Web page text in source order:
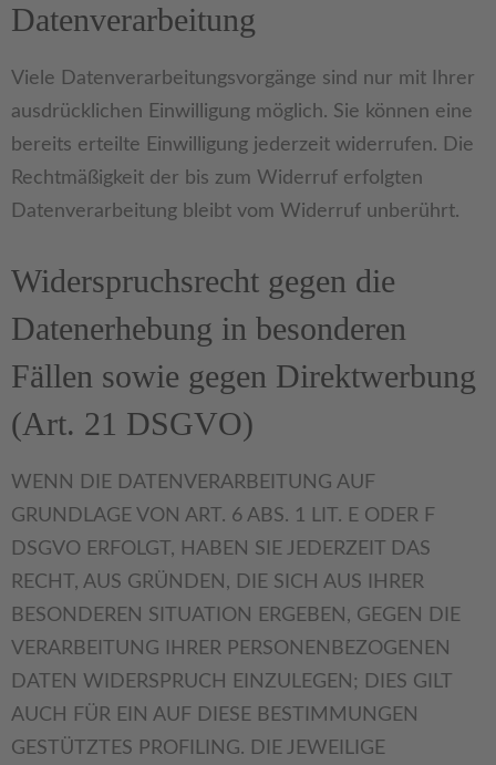
Datenverarbeitung
Viele Datenverarbeitungsvorgänge sind nur mit Ihrer
ausdrücklichen Einwilligung möglich. Sie können eine
bereits erteilte Einwilligung jederzeit widerrufen. Die
Rechtmäßigkeit der bis zum Widerruf erfolgten
Datenverarbeitung bleibt vom Widerruf unberührt.
Widerspruchsrecht gegen die
Datenerhebung in besonderen
Fällen sowie gegen Direktwerbung
(Art. 21 DSGVO)
WENN DIE DATENVERARBEITUNG AUF
GRUNDLAGE VON ART. 6 ABS. 1 LIT. E ODER F
DSGVO ERFOLGT, HABEN SIE JEDERZEIT DAS
RECHT, AUS GRÜNDEN, DIE SICH AUS IHRER
BESONDEREN SITUATION ERGEBEN, GEGEN DIE
VERARBEITUNG IHRER PERSONENBEZOGENEN
DATEN WIDERSPRUCH EINZULEGEN; DIES GILT
AUCH FÜR EIN AUF DIESE BESTIMMUNGEN
GESTÜTZTES PROFILING. DIE JEWEILIGE